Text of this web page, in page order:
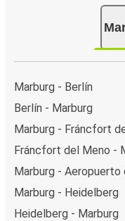
Marburg - Berlín
Berlín - Marburg
Marburg - Fráncfort
Fráncfort del Meno -
Marburg - Aeropuerto
Marburg - Heidelberg
Heidelberg - Marburg